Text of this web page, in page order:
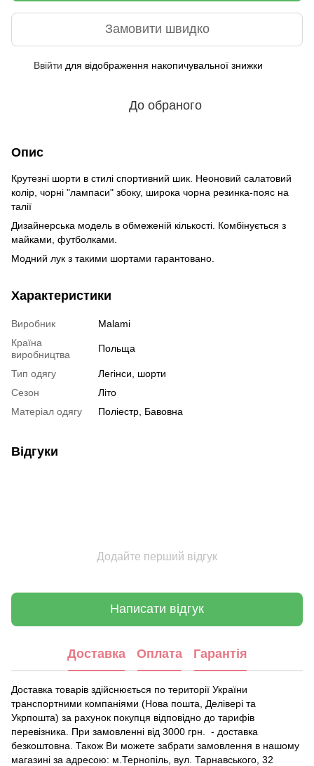
Замовити швидко
Ввійти для відображення накопичувальної знижки
До обраного
Опис
Крутезні шорти в стилі спортивний шик. Неоновий салатовий
колір, чорні "лампаси" збоку, широка чорна резинка-пояс на
талії
Дизайнерська модель в обмеженій кількості. Комбінується з
майками, футболками.
Модний лук з такими шортами гарантовано.
Характеристики
Виробник
Malami
Країна
виробництва
Польща
Тип одягу
Легінси, шорти
Сезон
Літо
Матеріал одягу
Поліестр, Бавовна
Відгуки
Додайте перший відгук
Написати відгук
Доставка Оплата Гарантія
Доставка товарів здійснюється по території України
транспортними компаніями (Нова пошта, Делівері та
Укрпошта) за рахунок покупця відповідно до тарифів
перевізника. При замовленні від 3000 грн. - доставка
безкоштовна. Також Ви можете забрати замовлення в нашому
магазині за адресою: м.Тернопіль, вул. Тарнавського, 32